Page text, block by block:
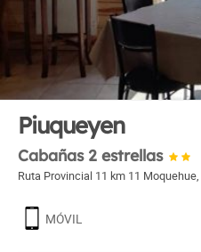
Piuqueyen
Cabañas 2 estrellas
Ruta Provincial 11 km 11 Moquehue,
MÓVIL